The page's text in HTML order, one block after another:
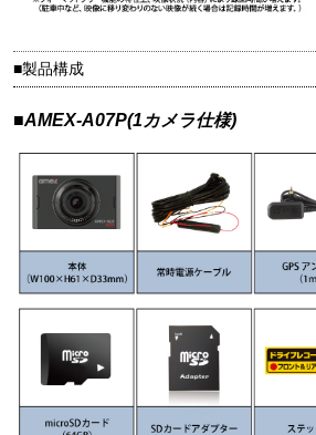
■製品構成
■AMEX-A07P(1カメラ仕様)